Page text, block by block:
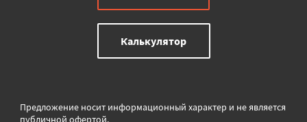
Калькулятор
Предложение носит информационный характер и не является
публичной офертой.